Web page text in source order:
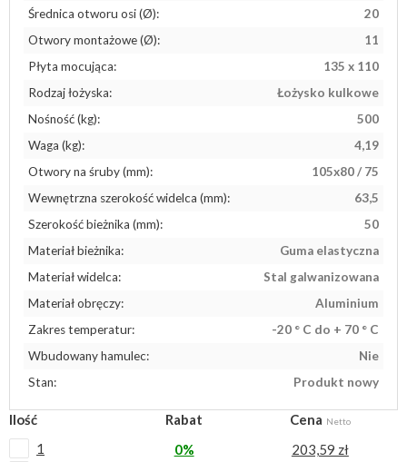
Średnica otworu osi (Ø):
20
Otwory montażowe (Ø):
11
Płyta mocująca:
135 x 110
Rodzaj łożyska:
Łożysko kulkowe
Nośność (kg):
500
Waga (kg):
4,19
Otwory na śruby (mm):
105x80 / ​​75
Wewnętrzna szerokość widelca (mm):
63,5
Szerokość bieżnika (mm):
50
Materiał bieżnika:
Guma elastyczna
Materiał widelca:
Stal galwanizowana
Materiał obręczy:
Aluminium
Zakres temperatur:
-20 ° C do + 70 ° C
Wbudowany hamulec:
Nie
Stan:
Produkt nowy
Ilość Rabat Cena Netto
1 0%
203,59 zł